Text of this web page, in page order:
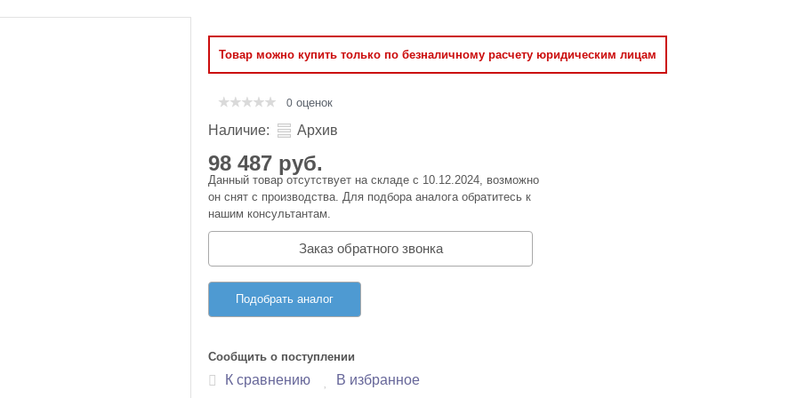
Товар можно купить только по безналичному расчету юридическим лицам
0 оценок
Наличие: Архив
98 487 руб.
Данный товар отсутствует на складе с 10.12.2024, возможно
он снят с производства. Для подбора аналога обратитесь к
нашим консультантам.
Заказ обратного звонка
Подобрать аналог
Сообщить о поступлении
К сравнению В избранное
память